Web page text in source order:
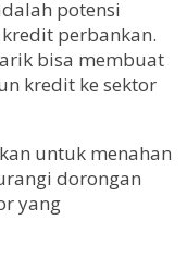
potensi
kredit perbankan.
bisa membuat
kredit ke sektor
untuk menahan
dorongan
yang